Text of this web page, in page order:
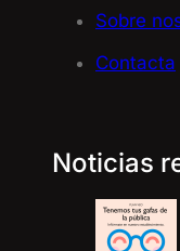
Sobre
Contacta
Noticias